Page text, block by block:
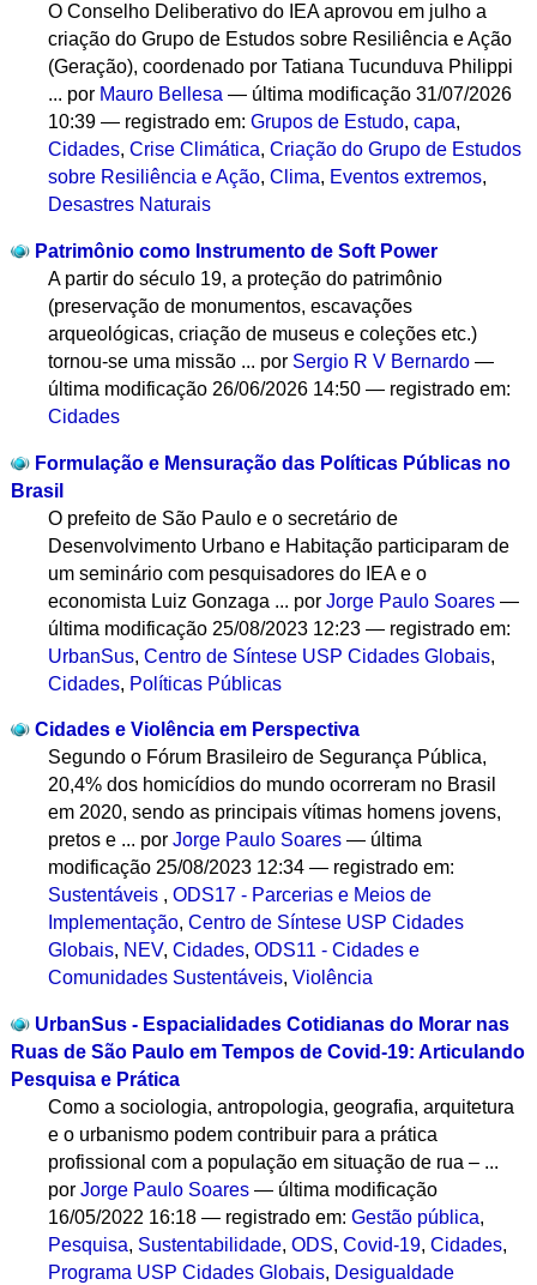
O Conselho Deliberativo do IEA aprovou em julho a
criação do Grupo de Estudos sobre Resiliência e Ação
(Geração), coordenado por Tatiana Tucunduva Philippi
... por Mauro Bellesa — última modificação 31/07/2026
10:39— registrado em:Grupos de Estudo,capa,
Cidades,Crise Climática,Criação do Grupo de Estudos
sobre Resiliência e Ação,Clima, Eventos extremos,
Desastres Naturais
Patrimônio como Instrumento de Soft Power
A partir do século 19, a proteção do patrimônio
(preservação de monumentos, escavações
arqueológicas, criação de museus e coleções etc.)
tornou-se uma missão ... por Sergio R V Bernardo —
última modificação 26/06/2026 14:50— registrado em:
Cidades
Formulação e Mensuração das Políticas Públicas no
Brasil
O prefeito de São Paulo e o secretário de
Desenvolvimento Urbano e Habitação participaram de
um seminário com pesquisadores do IEA e o
economista Luiz Gonzaga ... porJorge Paulo Soares —
última modificação 25/08/2023 12:23— registrado em:
UrbanSus,Centro de Síntese USP Cidades Globais,
Cidades, Políticas Públicas
Cidades e Violência em Perspectiva
Segundo o Fórum Brasileiro de Segurança Pública,
20,4% dos homicídios do mundo ocorreram no Brasil
em 2020, sendo as principais vítimas homens jovens,
pretos e ... porJorge Paulo Soares — última
modificação 25/08/2023 12:34— registrado em:
Sustentáveis ,ODS17 - Parcerias e Meios de
Implementação,Centro de Síntese USP Cidades
Globais, NEV,Cidades,ODS11 - Cidades e
Comunidades Sustentáveis,Violência
UrbanSus - Espacialidades Cotidianas do Morar nas
Ruas de São Paulo em Tempos de Covid-19: Articulando
Pesquisa e Prática
Como a sociologia, antropologia, geografia, arquitetura
e o urbanismo podem contribuir para a prática
profissional com a população em situação de rua – ...
porJorge Paulo Soares — última modificação
16/05/2022 16:18— registrado em:Gestão pública,
Pesquisa, Sustentabilidade,ODS,Covid-19,Cidades,
Programa USP Cidades Globais, Desigualdade